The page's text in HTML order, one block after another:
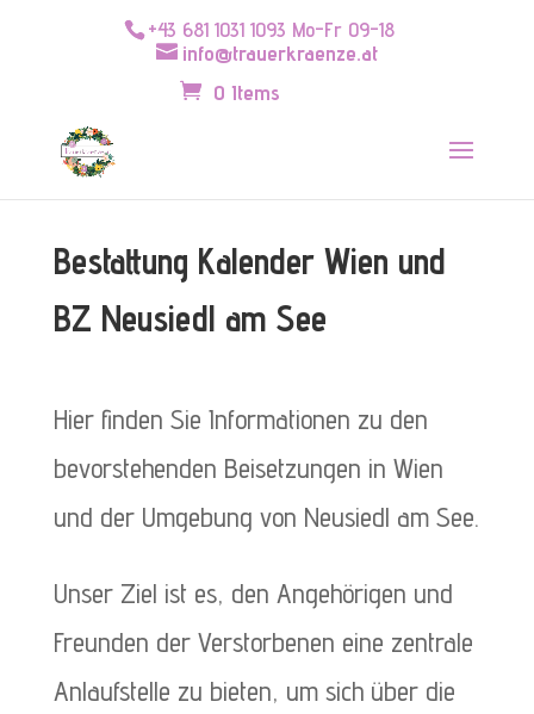
+43 681 1031 1093 Mo-Fr 09-18
info@trauerkraenze.at
0 Items
Bestattung Kalender Wien und
BZ Neusiedl am See
Hier finden Sie Informationen zu den
bevorstehenden Beisetzungen in Wien
und der Umgebung von Neusiedl am See.
Unser Ziel ist es, den Angehörigen und
Freunden der Verstorbenen eine zentrale
Anlaufstelle zu bieten, um sich über die